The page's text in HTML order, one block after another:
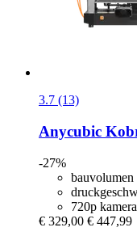
3.7 (13)
Anycubic
-27%
720p
€ 329,00 € 447,99